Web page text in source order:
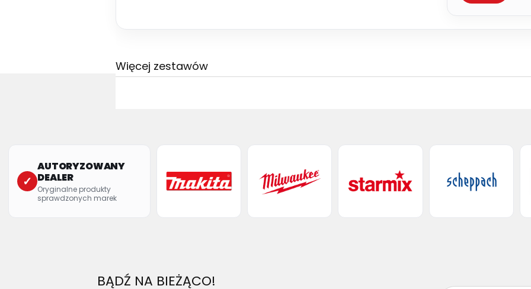
Więcej zestawów
✓
AUTORYZOWANY
DEALER
Oryginalne produkty
sprawdzonych marek
BĄDŹ NA BIEŻĄCO!